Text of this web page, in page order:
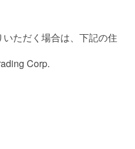
ただく場合は、下記の住
Corp.